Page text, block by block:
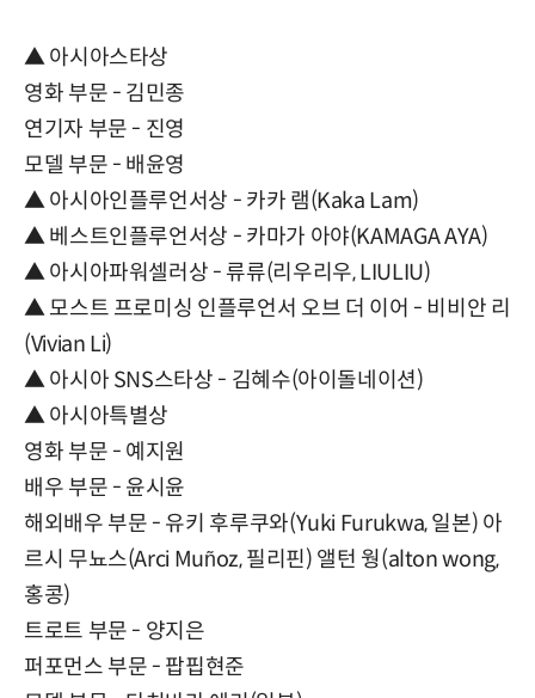
▲ 아시아스타상
영화 부문 - 김민종
연기자 부문 - 진영
모델 부문 - 배윤영
▲ 아시아인플루언서상 - 카카 램(Kaka Lam)
▲ 베스트인플루언서상 - 카마가 아야(KAMAGA AYA)
▲ 아시아파워셀러상 - 류류(리우리우, LIULIU)
▲ 모스트 프로미싱 인플루언서 오브 더 이어 - 비비안 리
(Vivian Li)
▲ 아시아 SNS스타상 - 김혜수(아이돌네이션)
▲ 아시아특별상
영화 부문 - 예지원
배우 부문 - 윤시윤
해외배우 부문 - 유키 후루쿠와(Yuki Furukwa, 일본) 아
르시 무뇨스(Arci Muñoz, 필리핀) 앨턴 웡(alton wong,
홍콩)
트로트 부문 - 양지은
퍼포먼스 부문 - 팝핍현준